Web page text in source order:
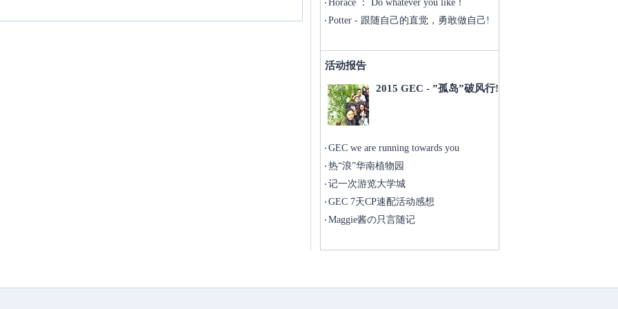
you!
Horace ： Do whatever you like！
Potter - 跟随自己的直觉，勇敢做自己!
活动报告
2015 GEC - ”孤岛”破风行!
GEC we are running towards you
热“浪”华南植物园
记一次游览大学城
GEC 7天CP速配活动感想
Maggie酱の只言随记